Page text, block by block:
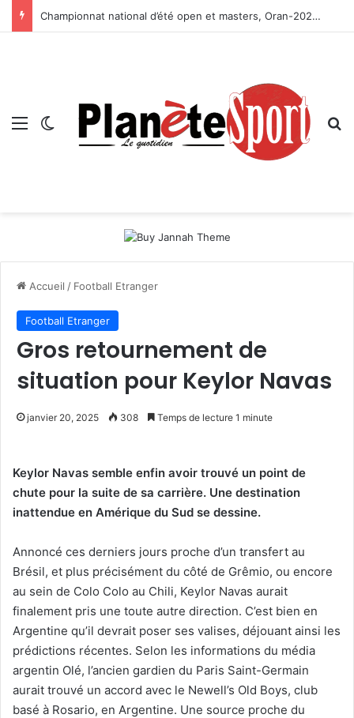
Championnat national d’été open et masters, Oran-2026 — Le CRB s’adjuge le titre
Menu Switch skin
Accueil / Football Etranger
Football Etranger
Gros retournement de
situation pour Keylor Navas
janvier 20, 2025 308 Temps de lecture 1 minute
Keylor Navas semble enfin avoir trouvé un point de
chute pour la suite de sa carrière. Une destination
inattendue en Amérique du Sud se dessine.
Annoncé ces derniers jours proche d’un transfert au
Brésil, et plus précisément du côté de Grêmio, ou encore
au sein de Colo Colo au Chili, Keylor Navas aurait
finalement pris une toute autre direction. C’est bien en
Argentine qu’il devrait poser ses valises, déjouant ainsi les
prédictions récentes. Selon les informations du média
argentin Olé, l’ancien gardien du Paris Saint-Germain
aurait trouvé un accord avec le Newell’s Old Boys, club
basé à Rosario, en Argentine. Une source proche du